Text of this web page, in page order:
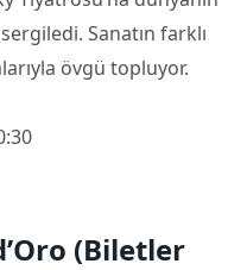
Sanatın farklı
övgü topluyor.
(Biletler